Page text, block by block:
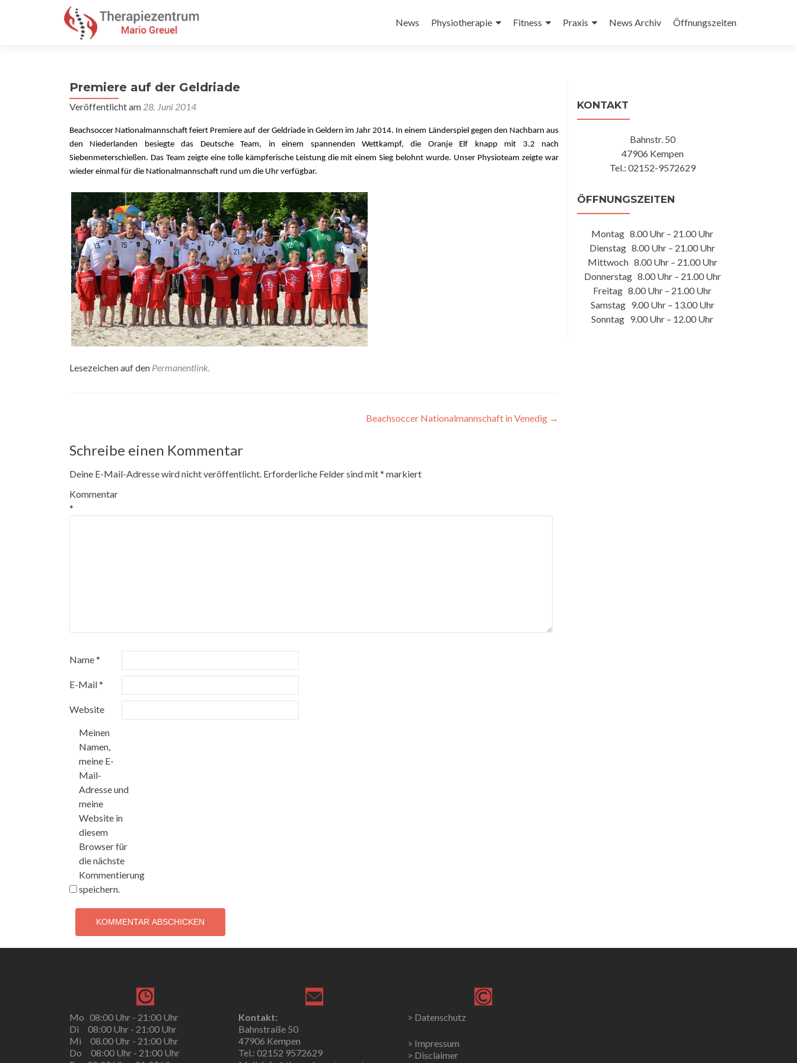
Inhalt
News Physiotherapie Fitness Praxis News Archiv Öffnungszeiten
Premiere auf der Geldriade
Veröffentlicht am 28. Juni 2014
Beachsoccer Nationalmannschaft feiert Premiere auf der Geldriade in Geldern im Jahr 2014. In einem Länderspiel gegen den Nachbarn aus
den Niederlanden besiegte das Deutsche Team, in einem spannenden Wettkampf, die Oranje Elf knapp mit 3.2 nach
Siebenmeterschießen. Das Team zeigte eine tolle kämpferische Leistung die mit einem Sieg belohnt wurde. Unser Physioteam zeigte war
wieder einmal für die Nationalmannschaft rund um die Uhr verfügbar.
Lesezeichen auf den Permanentlink.
Navigation
Beachsoccer Nationalmannschaft in Venedig →
Schreibe einen Kommentar
Deine E-Mail-Adresse wird nicht veröffentlicht. Erforderliche Felder sind mit* markiert
Kommentar
*
Name*
E-Mail*
Website
Meinen
Namen,
meine E-
Mail-
Adresse und
meine
Website in
diesem
Browser für
die nächste
Kommentierung
speichern.
KONTAKT
Bahnstr. 50
47906 Kempen
Tel.: 02152-9572629
ÖFFNUNGSZEITEN
Montag 8.00 Uhr – 21.00 Uhr
Dienstag 8.00 Uhr – 21.00 Uhr
Mittwoch 8.00 Uhr – 21.00 Uhr
Donnerstag 8.00 Uhr – 21.00 Uhr
Freitag 8.00 Uhr – 21.00 Uhr
Samstag 9.00 Uhr – 13.00 Uhr
Sonntag 9.00 Uhr – 12.00 Uhr
Mo 08:00 Uhr - 21:00 Uhr
Di 08:00 Uhr - 21:00 Uhr
Mi 08.00 Uhr - 21:00 Uhr
Do 08:00 Uhr - 21:00 Uhr
Kontakt:
Bahnstraße 50
47906 Kempen
Tel.: 02152 9572629
> Datenschutz
> Impressum
> Disclaimer